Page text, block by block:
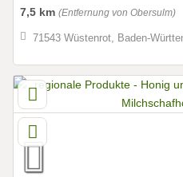
7,5 km (Entfernung von Obersulm)
71543 Wüstenrot, Baden-